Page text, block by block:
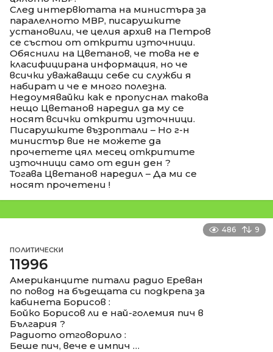
След интервютата на министъра за
паралелното МВР, писарушките
установили, че целия архив на Петров
се състои от открити източници.
Обяснили на Цветанов, че това не е
класифицирана информация, но че
всички уважаващи себе си служби я
набират и че е много полезна.
Недоумявайки как е пропуснал такова
нещо Цветанов наредил да му се
носят всички открити източници.
Писарушките възроптали – Но г-н
министър вие не можете да
прочетете цял месец откритите
източници само от един ден ?
Тогава Цветанов наредил – Да ми се
носят прочетени !
486 9
ПОЛИТИЧЕСКИ
11996
Американците питали радио Ереван
по повод на бъдещата си подкрепа за
кабинета Борисов :
Бойко Борисов ли е най-големия пич в
България ?
Радиото отговорило :
Беше пич, вече е импич …